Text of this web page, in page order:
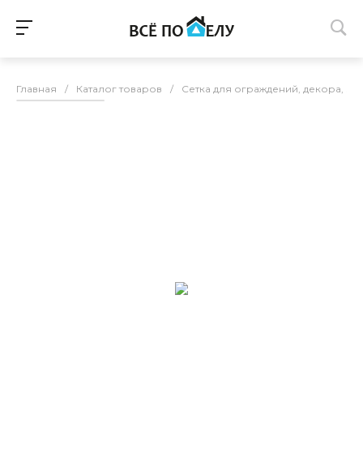
Главная / Каталог товаров / Сетка для ограждений, декора,